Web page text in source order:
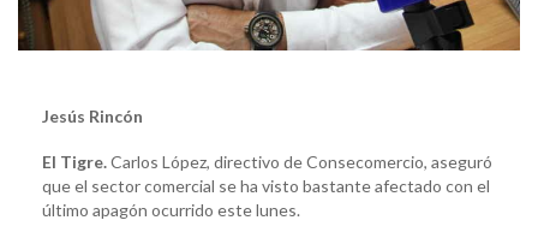
Jesús Rincón
El Tigre.Carlos López, directivo de Consecomercio, aseguró
que el sector comercial se ha visto bastante afectado con el
último apagón ocurrido este lunes.